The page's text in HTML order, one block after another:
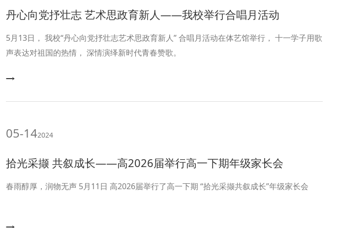
丹心向党抒壮志 艺术思政育新人——我校举行合唱月活动
5月13日， 我校“丹心向党抒壮志艺术思政育新人” 合唱月活动在体艺馆举行， 十一学子用歌
声表达对祖国的热情， 深情演绎新时代青春赞歌。
05-142024
拾光采撷 共叙成长——高2026届举行高一下期年级家长会
春雨醇厚，润物无声 5月11日 高2026届举行了高一下期 “拾光采撷共叙成长”年级家长会